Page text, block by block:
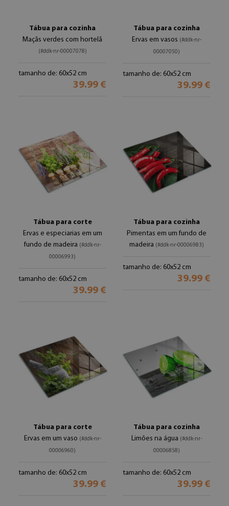
Tábua para cozinha
Maçãs verdes com hortelã
(#ddk-nr-00007078)
tamanho de: 60x52 cm
39.99 €
Tábua para cozinha
Ervas em vasos (#ddk-nr-
00007050)
tamanho de: 60x52 cm
39.99 €
Tábua para corte
Ervas e especiarias em um
fundo de madeira (#ddk-nr-
00006993)
tamanho de: 60x52 cm
39.99 €
Tábua para cozinha
Pimentas em um fundo de
madeira (#ddk-nr-00006983)
tamanho de: 60x52 cm
39.99 €
Tábua para corte
Ervas em um vaso (#ddk-nr-
00006960)
tamanho de: 60x52 cm
39.99 €
Tábua para cozinha
Limões na água (#ddk-nr-
00006858)
tamanho de: 60x52 cm
39.99 €